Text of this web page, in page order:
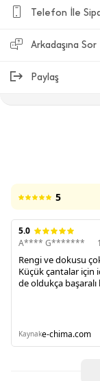
Telefon İle
Arkadaşına Sor
Paylaş
5
5.0
A**** G*******
Rengi ve dokusu
Küçük çantalar için
de oldukça
Kaynake-chima.com